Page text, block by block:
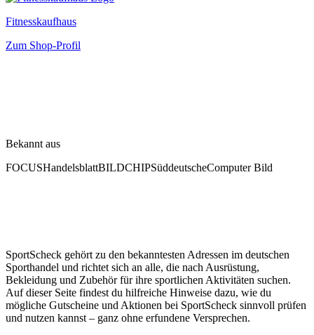
Fitnesskaufhaus
Zum Shop-Profil
Bekannt aus
FOCUSHandelsblattBILDCHIPSüddeutscheComputer Bild
SportScheck gehört zu den bekanntesten Adressen im deutschen
Sporthandel und richtet sich an alle, die nach Ausrüstung,
Bekleidung und Zubehör für ihre sportlichen Aktivitäten suchen.
Auf dieser Seite findest du hilfreiche Hinweise dazu, wie du
mögliche Gutscheine und Aktionen bei SportScheck sinnvoll prüfen
und nutzen kannst – ganz ohne erfundene Versprechen.